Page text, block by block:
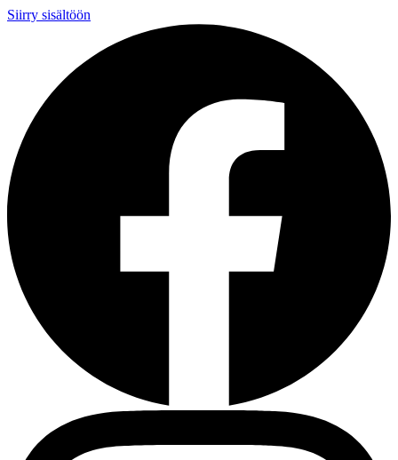
Siirry sisältöön